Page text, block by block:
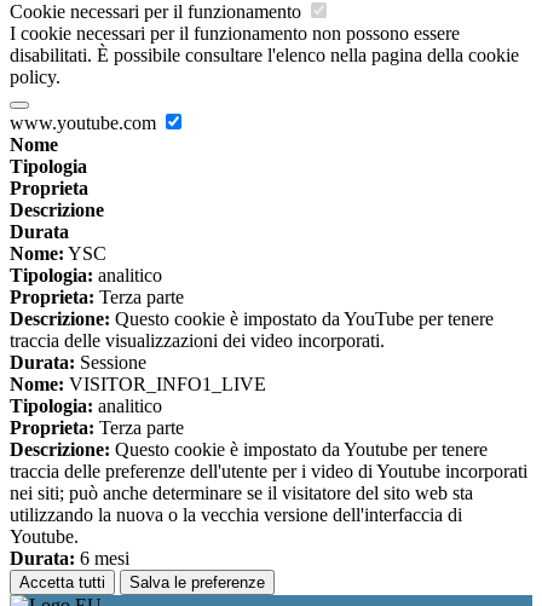
Cookie necessari per il funzionamento
I cookie necessari per il funzionamento non possono essere
disabilitati. È possibile consultare l'elenco nella pagina della cookie
policy.
www.youtube.com
Nome
Tipologia
Proprieta
Descrizione
Durata
Nome: YSC
Tipologia: analitico
Proprieta: Terza parte
Descrizione: Questo cookie è impostato da YouTube per tenere
traccia delle visualizzazioni dei video incorporati.
Durata: Sessione
Nome: VISITOR_INFO1_LIVE
Tipologia: analitico
Proprieta: Terza parte
Descrizione: Questo cookie è impostato da Youtube per tenere
traccia delle preferenze dell'utente per i video di Youtube incorporati
nei siti; può anche determinare se il visitatore del sito web sta
utilizzando la nuova o la vecchia versione dell'interfaccia di
Youtube.
Durata: 6 mesi
Accetta tutti Salva le preferenze